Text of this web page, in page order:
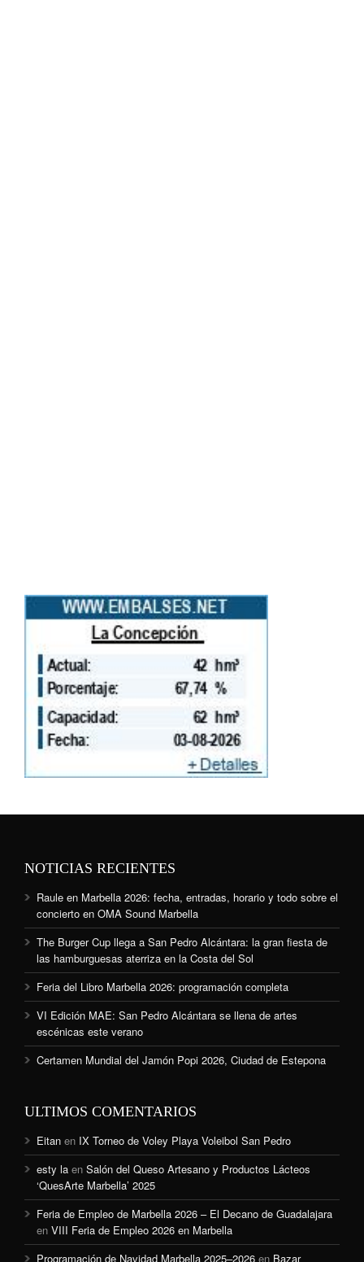
NOTICIAS RECIENTES
Raule en Marbella 2026: fecha, entradas, horario y todo sobre el
concierto en OMA Sound Marbella
The Burger Cup llega a San Pedro Alcántara: la gran fiesta de
las hamburguesas aterriza en la Costa del Sol
Feria del Libro Marbella 2026: programación completa
VI Edición MAE: San Pedro Alcántara se llena de artes
escénicas este verano
Certamen Mundial del Jamón Popi 2026, Ciudad de Estepona
ULTIMOS COMENTARIOS
Eitan en IX Torneo de Voley Playa Voleibol San Pedro
esty la en Salón del Queso Artesano y Productos Lácteos
‘QuesArte Marbella’ 2025
Feria de Empleo de Marbella 2026 – El Decano de Guadalajara
en VIII Feria de Empleo 2026 en Marbella
Programación de Navidad Marbella 2025–2026 en Bazar